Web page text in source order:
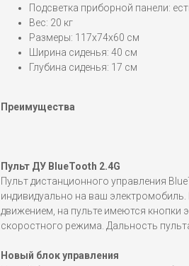
Подсветка приборной панели:
Вес: 20 кг
Размеры: 117x74x60 см
Ширина сиденья: 40 см
Глубина сиденья: 17 см
Преимущества
Пульт ДУ BlueTooth 2.4G
Пульт дистанционного управления
индивидуально на ваш
движением, на пульте имеются кнопки
скоростного режима. Дальность
Новый блок управления